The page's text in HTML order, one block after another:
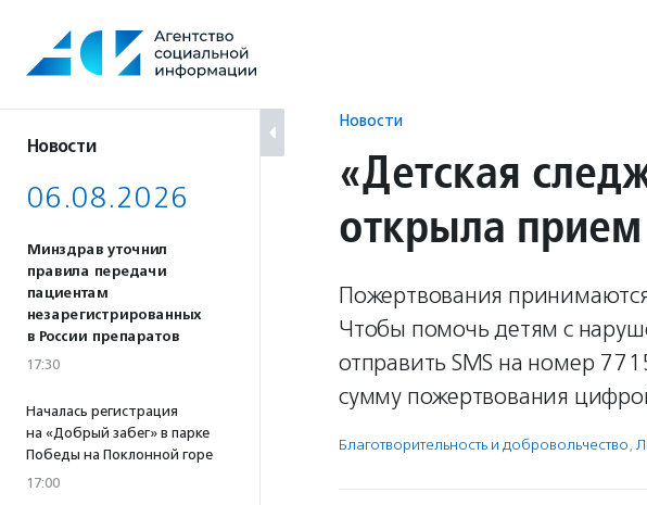
содержанию
Новости
06.08.2026
Минздрав уточнил
правила передачи
пациентам
незарегистрированных
в России препаратов
17:30
Началась регистрация
на «Добрый забег» в парке
Победы на Поклонной горе
17:00
Новости
«Детская
открыла
Пожертвования
Чтобы помочь детям с
отправить SMS на номер
сумму пожертвования
Благотвори­тель­ность и доброволь­чест­во,